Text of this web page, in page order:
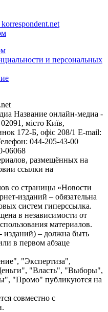
и персональных
Название онлайн-медиа -
місто Київ,
172-Б, офіс 208/1 E-mail:
044-205-43-00
06068
размещённых на
ссылки на
со страницы «Новости
изданий – обязательна
систем гиперссылка.
в независимости от
материалов.
изданий) – должна быть
в первом абзаце
"Экспертиза",
"Власть", "Выборы",
"Промо" публикуются на
совместно с